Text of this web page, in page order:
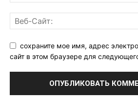
сохраните мое имя, адрес
сайт в этом браузере для